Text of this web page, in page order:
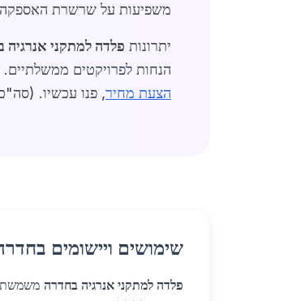
משפיעות על שרשרת האספקה.
יתרונות פלדה למתקני אנרגיה
הנחות לפרויקטים ממשלתיים. השוואה: פלדה מקומית זולה ב-15%
הצעת מחיר, פנו עכשיו. (סה"כ
שימושים ויישומים
פלדה למתקני אנרגיה בחדרה משמשת